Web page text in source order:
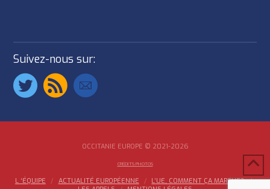
Suivez-nous sur:
OCCITANIE EUROPE © 2021-2026
CRÉDITS PHOTOS
L ‘ÉQUIPE ACTUALITÉ EUROPÉENNE
L’UE, COMMENT ÇA MARCHE?